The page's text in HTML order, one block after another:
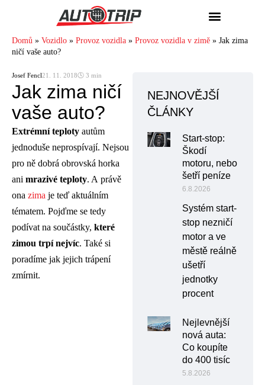
Domů » Vozidlo » Provoz vozidla » Provoz vozidla v zimě » Jak zima
ničí vaše auto?
Josef Fencl21. 11. 2018🕓 3 min
Jak zima ničí
vaše auto?
Extrémní teploty autům
jednoduše neprospívají. Nejsou
pro ně dobrá obrovská horka
ani mrazivé teploty. A právě
ona zima je teď aktuálním
tématem. Pojďme se tedy
podívat na součástky, které
zimou trpí nejvíc. Také si
poradíme jak jejich trápení
zmírnit.
NEJNOVĚJŠÍ
ČLÁNKY
Start-stop:
Škodí
motoru, nebo
šetří peníze
6.8.2026
Systém start-
stop nezničí
motor a ve
městě reálně
ušetří
jednotky
procent
Nejlevnější
nová auta:
Co koupíte
do 400 tisíc
5.8.2026